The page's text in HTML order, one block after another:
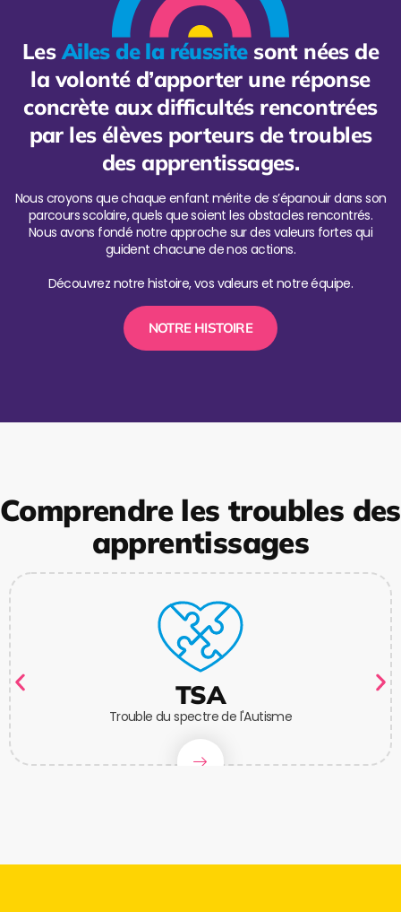
LesAiles de la réussitesont nées de
la volonté d’apporter une réponse
concrète aux difficultés rencontrées
par les élèves porteurs de troubles
des apprentissages.
Nous croyons que chaque enfant mérite de s’épanouir dans son
parcours scolaire, quels que soient les obstacles rencontrés.
Nous avons fondé notre approche sur des valeurs fortes qui
guident chacune de nos actions.
Découvrez notre histoire, vos valeurs et notre équipe.
NOTRE HISTOIRE
Comprendre les troubles des
apprentissages
TSA
Trouble du spectre de l'Autisme